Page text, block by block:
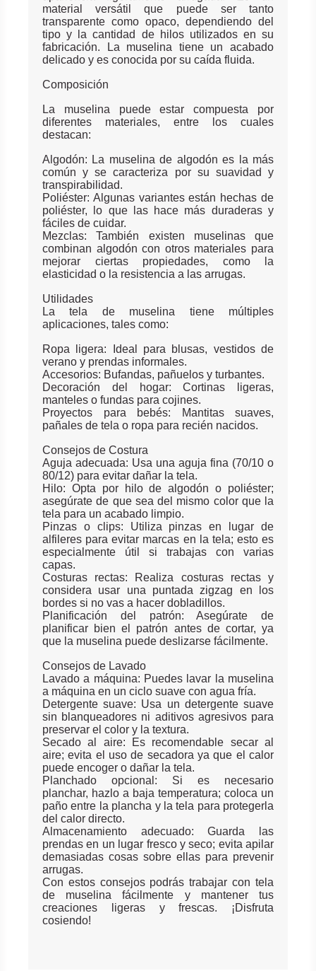
material versátil que puede ser tanto
transparente como opaco, dependiendo del
tipo y la cantidad de hilos utilizados en su
fabricación. La muselina tiene un acabado
delicado y es conocida por su caída fluida.
Composición
La muselina puede estar compuesta por
diferentes materiales, entre los cuales
destacan:
Algodón: La muselina de algodón es la más
común y se caracteriza por su suavidad y
transpirabilidad.
Poliéster: Algunas variantes están hechas de
poliéster, lo que las hace más duraderas y
fáciles de cuidar.
Mezclas: También existen muselinas que
combinan algodón con otros materiales para
mejorar ciertas propiedades, como la
elasticidad o la resistencia a las arrugas.
Utilidades
La tela de muselina tiene múltiples
aplicaciones, tales como:
Ropa ligera: Ideal para blusas, vestidos de
verano y prendas informales.
Accesorios: Bufandas, pañuelos y turbantes.
Decoración del hogar: Cortinas ligeras,
manteles o fundas para cojines.
Proyectos para bebés: Mantitas suaves,
pañales de tela o ropa para recién nacidos.
Consejos de Costura
Aguja adecuada: Usa una aguja fina (70/10 o
80/12) para evitar dañar la tela.
Hilo: Opta por hilo de algodón o poliéster;
asegúrate de que sea del mismo color que la
tela para un acabado limpio.
Pinzas o clips: Utiliza pinzas en lugar de
alfileres para evitar marcas en la tela; esto es
especialmente útil si trabajas con varias
capas.
Costuras rectas: Realiza costuras rectas y
considera usar una puntada zigzag en los
bordes si no vas a hacer dobladillos.
Planificación del patrón: Asegúrate de
planificar bien el patrón antes de cortar, ya
que la muselina puede deslizarse fácilmente.
Consejos de Lavado
Lavado a máquina: Puedes lavar la muselina
a máquina en un ciclo suave con agua fría.
Detergente suave: Usa un detergente suave
sin blanqueadores ni aditivos agresivos para
preservar el color y la textura.
Secado al aire: Es recomendable secar al
aire; evita el uso de secadora ya que el calor
puede encoger o dañar la tela.
Planchado opcional: Si es necesario
planchar, hazlo a baja temperatura; coloca un
paño entre la plancha y la tela para protegerla
del calor directo.
Almacenamiento adecuado: Guarda las
prendas en un lugar fresco y seco; evita apilar
demasiadas cosas sobre ellas para prevenir
arrugas.
Con estos consejos podrás trabajar con tela
de muselina fácilmente y mantener tus
creaciones ligeras y frescas. ¡Disfruta
cosiendo!